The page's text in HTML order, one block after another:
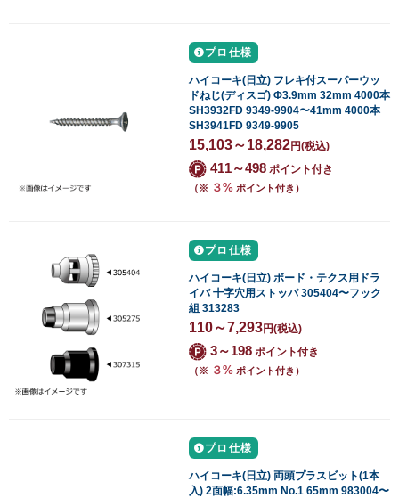
プロ仕様
ハイコーキ(日立) フレキ付スーパーウッ
ドねじ(ディスゴ) Φ3.9mm 32mm 4000本
SH3932FD 9349-9904〜41mm 4000本
SH3941FD 9349-9905
15,103～18,282円(税込)
411～498 ポイント付き
（※ ３% ポイント付き）
プロ仕様
ハイコーキ(日立) ボード・テクス用ドラ
イバ 十字穴用ストッパ 305404〜フック
組 313283
110～7,293円(税込)
3～198 ポイント付き
（※ ３% ポイント付き）
プロ仕様
ハイコーキ(日立) 両頭プラスビット(1本
入) 2面幅:6.35mm No.1 65mm 983004〜